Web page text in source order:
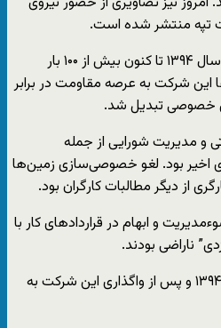
تپه منتشر شده است.
کارگران این کارخانه می‌گویند از سال ۱۳۹۴ تا کنون بیش از ۱۰۰ بار
این شرکت به عرصه مقاومت در برابر
خصوصی تبدیل شد.
و مدیریت شورایی از جمله
اخیر بود. لغو خصوصی‌سازی زمین‌ها
از دیگر مطالبات کارگران بود.
و ابهام در قراردادهای کار با
ناراضی بودند.
اعتراض‌ها در هفت تپه از سال ۱۳۹۴ و پس از واگذاری این شرکت به